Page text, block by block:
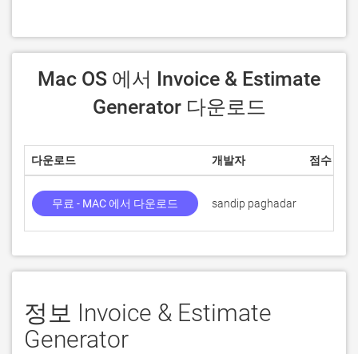
Generator 다운로드
다운로드 개발자 점수
무료 - MAC 에서 다운로드 sandip paghadar
정보 Invoice & Estimate
Generator